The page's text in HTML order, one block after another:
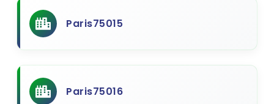
Paris75015
Paris75016